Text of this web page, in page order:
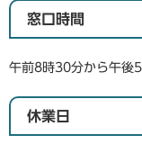
窓口時間
午前8時30分から午後
休業日